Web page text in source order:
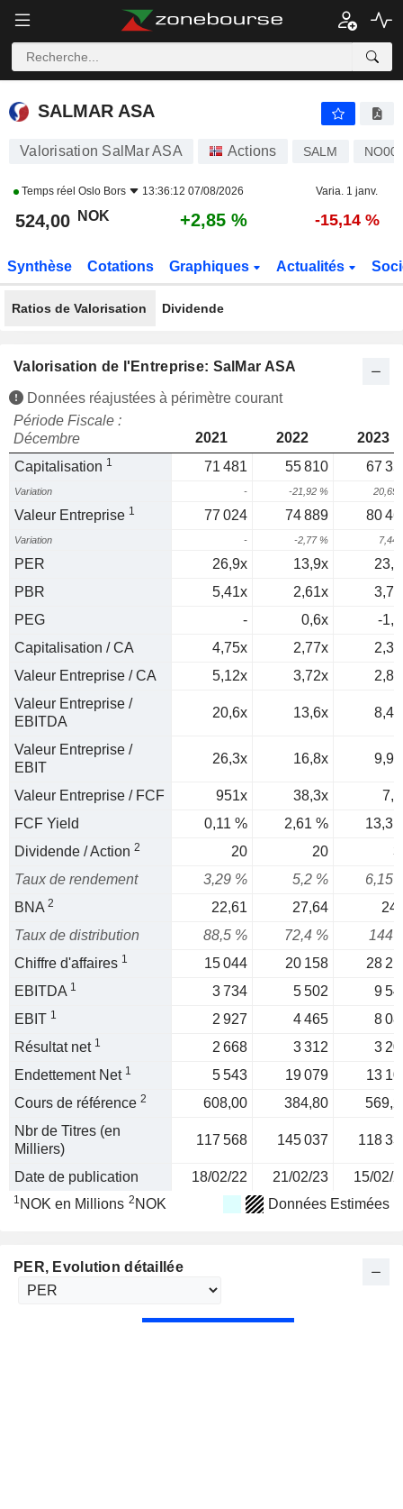
SALMAR ASA
SALMAR ASA
Valorisation SalMar ASA Actions SALM
Temps réel Oslo Bors 13:36:12 07/08/2026 Varia. 1 janv.
524,00 NOK +2,85 % -15,14 %
Synthèse Cotations Graphiques Actualités
Ratios de Valorisation Dividende
Valorisation de l'Entreprise: SalMar ASA
Données réajustées à périmètre courant
Période Fiscale :
Décembre
2021 2022
2023
Capitalisation 1 71 481 55 810 67
Variation - -21,92 % 20,69
Valeur Entreprise 1 77 024 74 889 80
Variation - -2,77 % 7,44
PER 26,9x 13,9x
PBR
5,41x 2,61x
PEG
- 0,6x
-
Capitalisation / CA
4,75x 2,77x
Valeur Entreprise / CA
5,12x 3,72x
Valeur Entreprise /
EBITDA
20,6x 13,6x
Valeur Entreprise /
EBIT
26,3x 16,8x
Valeur Entreprise / FCF 951x 38,3x
FCF Yield
0,11 % 2,61 %
13,3
Dividende / Action 2 20 20
Taux de rendement
3,29 % 5,2 %
6,15
BNA 2 22,61 27,64
Taux de distribution
88,5 % 72,4 %
144
Chiffre d'affaires 1 15 044 20 158
28
EBITDA 1 3 734 5 502
9
EBIT 1 2 927 4 465
8
Résultat net 1 2 668 3 312
3
Endettement Net 1 5 543 19 079
13
Cours de référence 2 608,00 384,80
Nbr de Titres (en
Milliers)
117 568 145 037 118
Date de publication 18/02/22 21/02/23 15/02/
1 NOK en Millions 2 NOK Données Estimées
PER, Evolution détaillée